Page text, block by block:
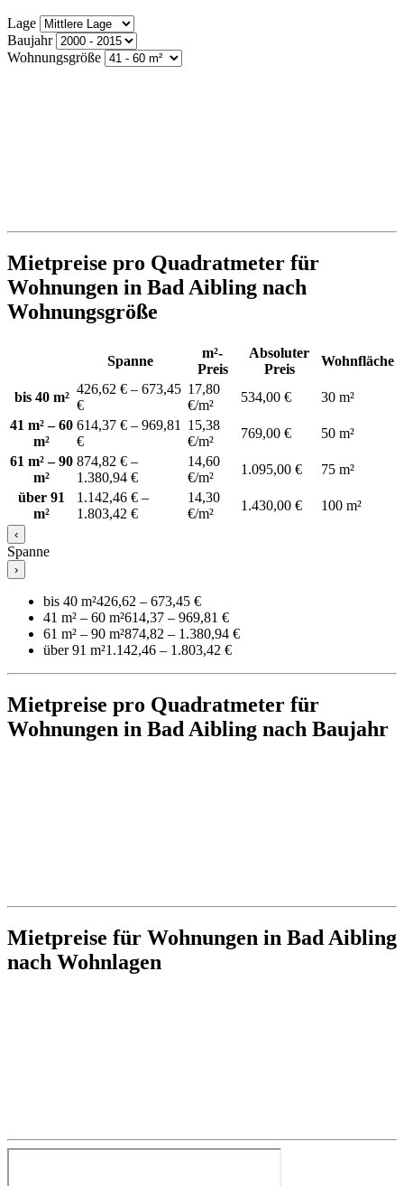
Lage
Baujahr
Wohnungsgröße
Mietpreise pro Quadratmeter für
Wohnungen in Bad Aibling nach
Wohnungsgröße
Spanne
m²-
Preis
Absoluter
Preis
Wohnfläche
bis 40 m²
426,62 € – 673,45
€
17,80
€/m²
534,00 €
30 m²
41 m² – 60
m²
614,37 € – 969,81
€
15,38
€/m²
769,00 €
50 m²
61 m² – 90
m²
874,82 € –
1.380,94 €
14,60
€/m²
1.095,00 €
75 m²
über 91
m²
1.142,46 € –
1.803,42 €
14,30
€/m²
1.430,00 € 100 m²
‹
Spanne
›
bis 40 m²426,62 – 673,45 €
41 m² – 60 m²614,37 – 969,81 €
61 m² – 90 m²874,82 – 1.380,94 €
über 91 m²1.142,46 – 1.803,42 €
Mietpreise pro Quadratmeter für
Wohnungen in Bad Aibling nach Baujahr
Mietpreise für Wohnungen in Bad Aibling
nach Wohnlagen